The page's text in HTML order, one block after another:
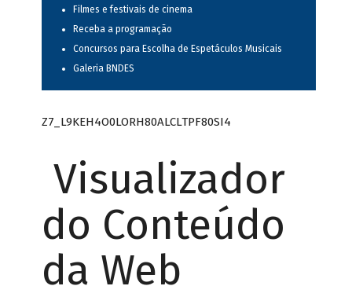
Filmes e festivais de cinema
Receba a programação
Concursos para Escolha de Espetáculos Musicais
Galeria BNDES
Z7_L9KEH4O0LORH80ALCLTPF80SI4
Visualizador
do Conteúdo
da Web